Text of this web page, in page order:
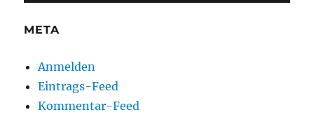
META
Anmelden
Eintrags-Feed
Kommentar-Feed